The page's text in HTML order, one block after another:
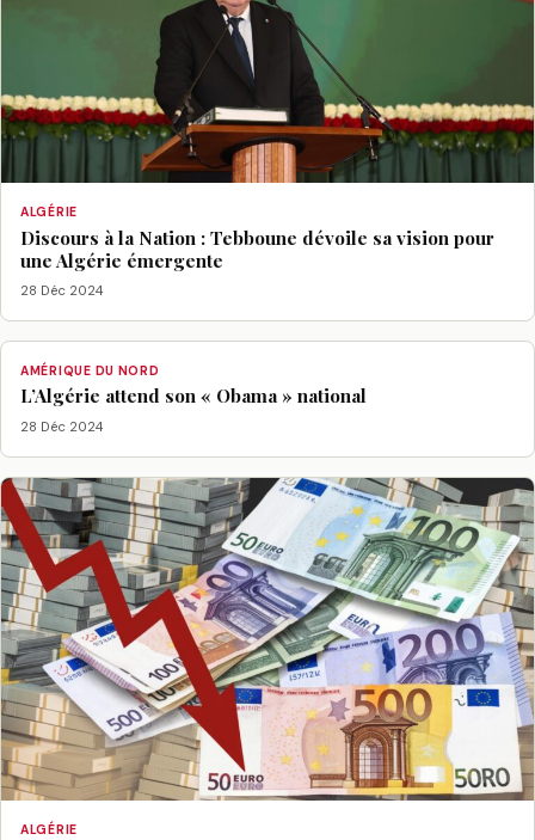
ALGÉRIE
Discours à la Nation : Tebboune dévoile sa vision pour
une Algérie émergente
28 Déc 2024
AMÉRIQUE DU NORD
L’Algérie attend son « Obama » national
28 Déc 2024
ALGÉRIE